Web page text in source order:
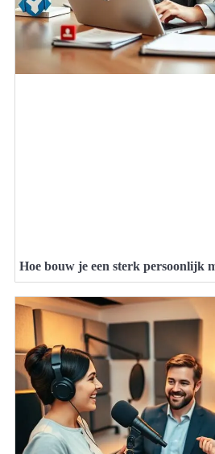
Hoe bouw je een sterk persoonlijk